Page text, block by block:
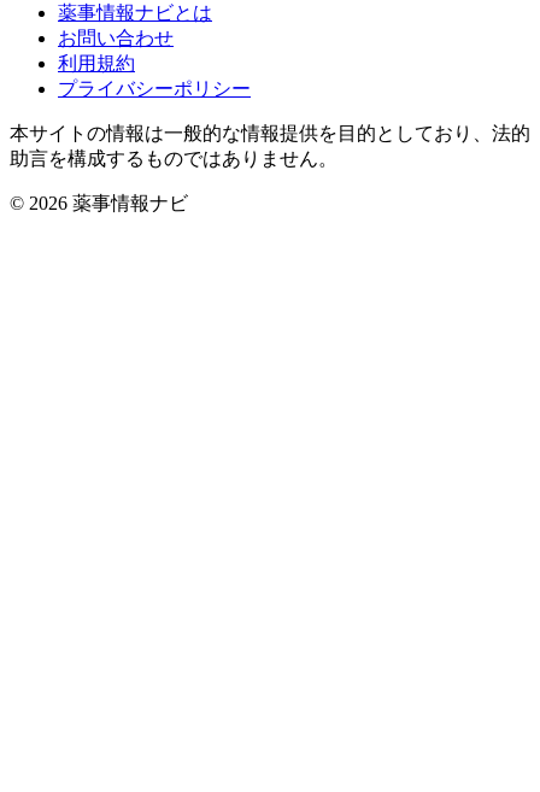
薬事情報ナビとは
お問い合わせ
利用規約
プライバシーポリシー
本サイトの情報は一般的な情報提供を目的としており、法的
助言を構成するものではありません。
© 2026 薬事情報ナビ